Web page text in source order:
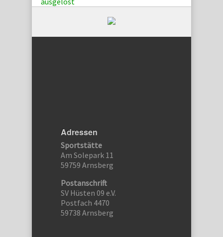
Adressen
Sportstätte
Am Solepark 11
59759 Arnsberg
Postanschrift
SV Hüsten 09 e.V.
Postfach 4470
59738 Arnsberg